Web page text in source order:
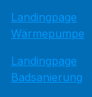
Landingpage
Wärmepumpe
Landingpage
Badsanierung